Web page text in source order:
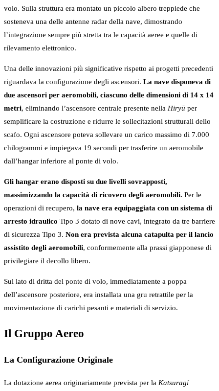
volo. Sulla struttura era montato un piccolo albero treppiede che
sosteneva una delle antenne radar della nave, dimostrando
l’integrazione sempre più stretta tra le capacità aeree e quelle di
rilevamento elettronico.
Una delle innovazioni più significative rispetto ai progetti precedenti
riguardava la configurazione degli ascensori. La nave disponeva di
due ascensori per aeromobili, ciascuno delle dimensioni di 14 x 14
metri, eliminando l’ascensore centrale presente nella Hiryū per
semplificare la costruzione e ridurre le sollecitazioni strutturali dello
scafo. Ogni ascensore poteva sollevare un carico massimo di 7.000
chilogrammi e impiegava 19 secondi per trasferire un aeromobile
dall’hangar inferiore al ponte di volo.
Gli hangar erano disposti su due livelli sovrapposti,
massimizzando la capacità di ricovero degli aeromobili. Per le
operazioni di recupero, la nave era equipaggiata con un sistema di
arresto idraulico Tipo 3 dotato di nove cavi, integrato da tre barriere
di sicurezza Tipo 3. Non era prevista alcuna catapulta per il lancio
assistito degli aeromobili, conformemente alla prassi giapponese di
privilegiare il decollo libero.
Sul lato di dritta del ponte di volo, immediatamente a poppa
dell’ascensore posteriore, era installata una gru retrattile per la
movimentazione di carichi pesanti e materiali di servizio.
Il Gruppo Aereo
La Configurazione Originale
La dotazione aerea originariamente prevista per la Katsuragi